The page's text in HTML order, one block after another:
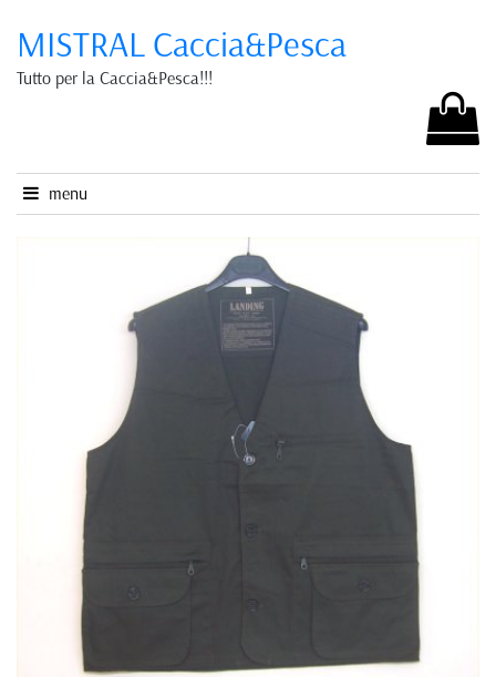
MISTRAL Caccia&Pesca
Tutto per la Caccia&Pesca!!!
menu